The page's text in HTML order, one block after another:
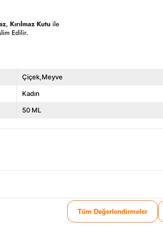
Çiçek,Meyve
Kadın
50 ML
Tüm Değerlendirmeler